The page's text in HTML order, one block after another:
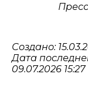
Создано:
Дата
09.07.2026 15:27